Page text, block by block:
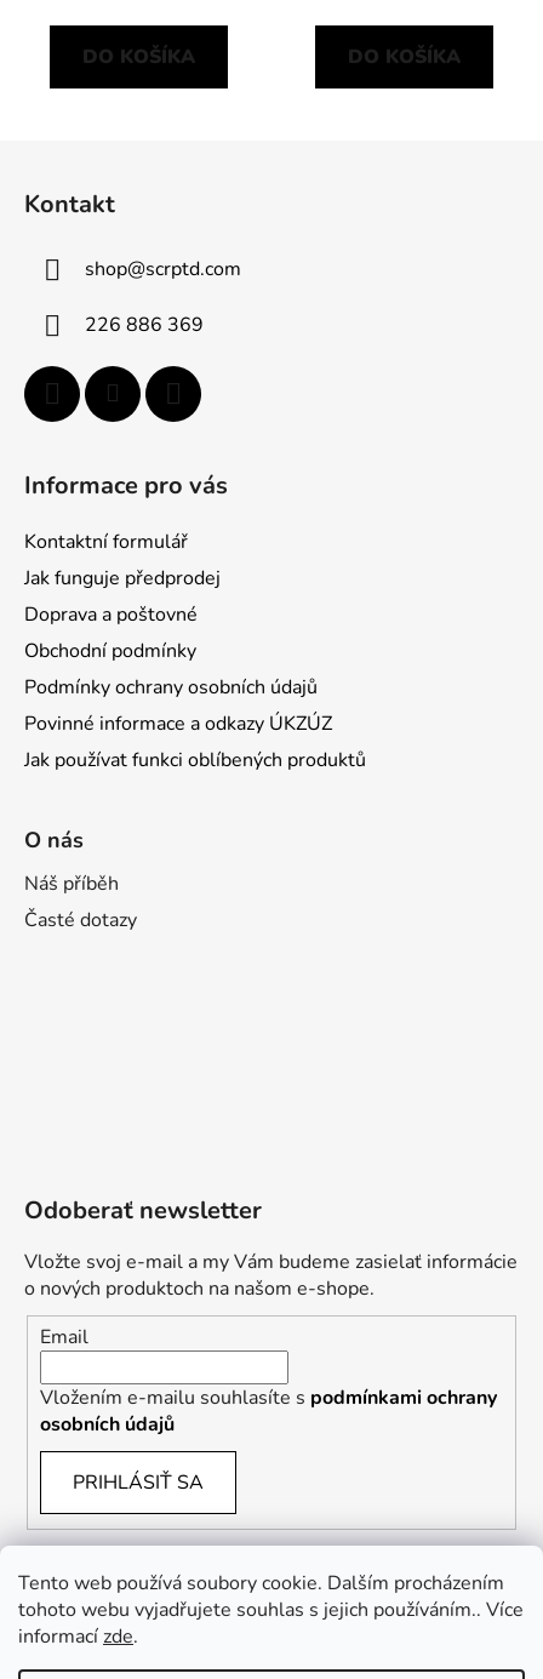
Tento web používá soubory cookie. Dalším procházením
tohoto webu vyjadřujete souhlas s jejich používáním.. Více
informacízde.
DO KOŠÍKA DO KOŠÍKA
Kontakt
shop@scrptd.com
226 886 369
Informace pro vás
Kontaktní formulář
Jak funguje předprodej
Doprava a poštovné
Obchodní podmínky
Podmínky ochrany osobních údajů
Povinné informace a odkazy ÚKZÚZ
Jak používat funkci oblíbených produktů
O nás
Náš příběh
Časté dotazy
Odoberať newsletter
Vložte svoj e-mail a my Vám budeme zasielať informácie
o nových produktoch na našom e-shope.
Email
Vložením e-mailu souhlasíte s podmínkami ochrany
osobních údajů
PRIHLÁSIŤ SA
Vrácení zboží a reklamace Kontaktní formulář